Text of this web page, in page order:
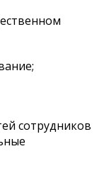
сотрудников